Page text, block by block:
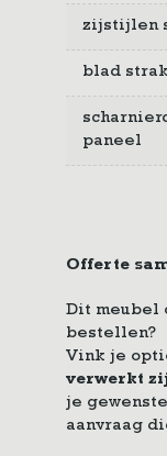
zijstijlen
blad strak
paneel
Offerte
Dit meubel
bestellen?
Vink je
verwerkt
je
aanvraag